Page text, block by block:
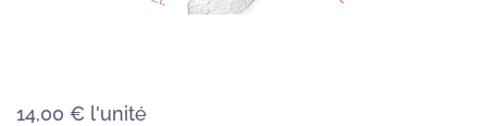
14,00 € l'unité